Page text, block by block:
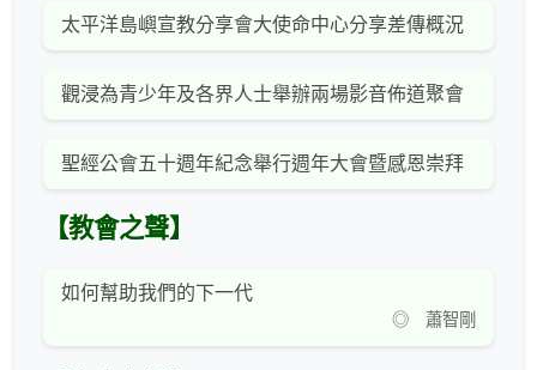
太平洋島嶼宣教分享會大使命中心分享差傳概況
觀浸為青少年及各界人士舉辦兩場影音佈道聚會
聖經公會五十週年紀念舉行週年大會暨感恩崇拜
【教會之聲】
如何幫助我們的下一代
◎ 蕭智剛